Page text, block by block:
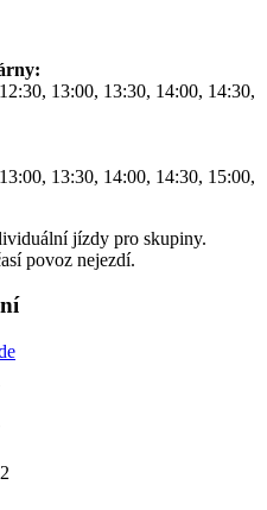
13:00, 13:30, 14:00, 14:30,
13:30, 14:00, 14:30, 15:00,
jízdy pro skupiny.
povoz nejezdí.